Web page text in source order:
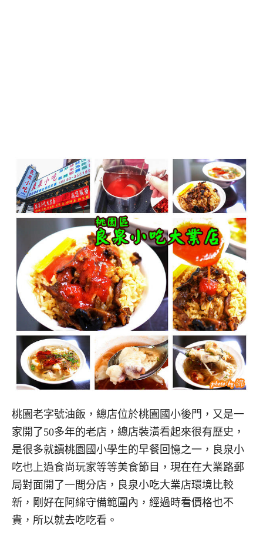
桃園老字號油飯，總店位於桃園國小後門，又是一
家開了50多年的老店，總店裝潢看起來很有歷史，
是很多就讀桃園國小學生的早餐回憶之一，良泉小
吃也上過食尚玩家等等美食節目，現在在大業路郵
局對面開了一間分店，良泉小吃大業店環境比較
新，剛好在阿綿守備範圍內，經過時看價格也不
貴，所以就去吃吃看。